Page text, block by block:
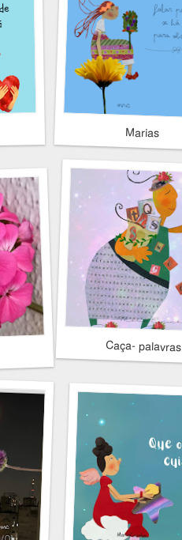
Marias
Caça- palavras